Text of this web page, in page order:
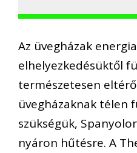
Az üvegházak
elhelyezkedésüktől
természetesen
üvegházaknak télen
szükségük,
nyáron hűtésre. A